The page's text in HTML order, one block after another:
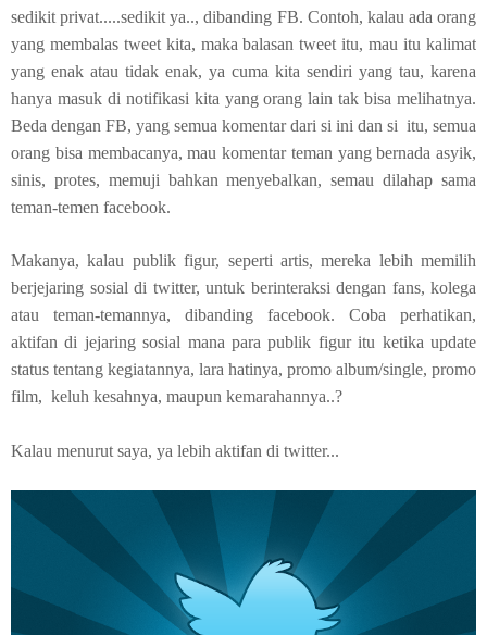
sedikit privat.....sedikit ya.., dibanding FB. Contoh, kalau ada orang
yang membalas tweet kita, maka balasan tweet itu, mau itu kalimat
yang enak atau tidak enak, ya cuma kita sendiri yang tau, karena
hanya masuk di notifikasi kita yang orang lain tak bisa melihatnya.
Beda dengan FB, yang semua komentar dari si ini dan si itu, semua
orang bisa membacanya, mau komentar teman yang bernada asyik,
sinis, protes, memuji bahkan menyebalkan, semau dilahap sama
teman-temen facebook.
Makanya, kalau publik figur, seperti artis, mereka lebih memilih
berjejaring sosial di twitter, untuk berinteraksi dengan fans, kolega
atau teman-temannya, dibanding facebook. Coba perhatikan,
aktifan di jejaring sosial mana para publik figur itu ketika update
status tentang kegiatannya, lara hatinya, promo album/single, promo
film, keluh kesahnya, maupun kemarahannya..?
Kalau menurut saya, ya lebih aktifan di twitter...